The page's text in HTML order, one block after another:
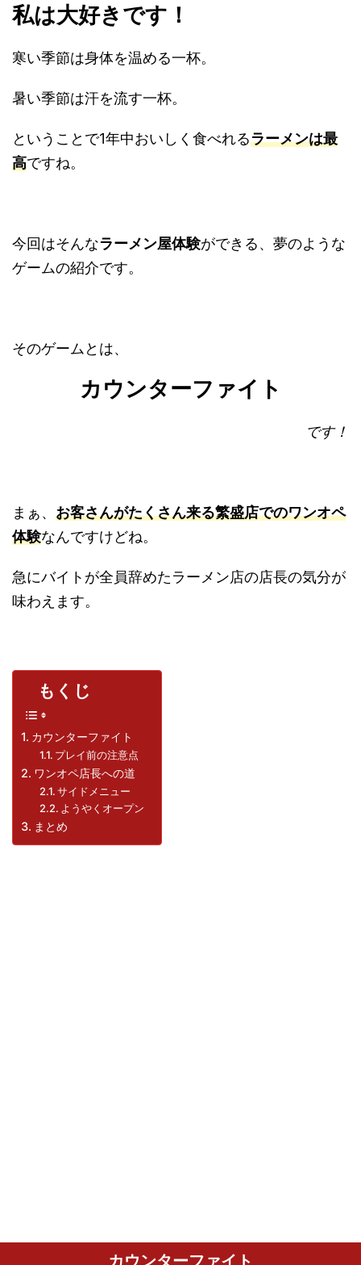
私は大好きです！
寒い季節は身体を温める一杯。
暑い季節は汗を流す一杯。
ということで1年中おいしく食べれるラーメンは最
高ですね。
今回はそんなラーメン屋体験ができる、夢のような
ゲームの紹介です。
そのゲームとは、
カウンターファイト
です！
まぁ、 お客さんがたくさん来る繁盛店でのワンオペ
体験なんですけどね。
急にバイトが全員辞めたラーメン店の店長の気分が
味わえます。
もくじ
カウンターファイト
プレイ前の注意点
ワンオペ店長への道
サイドメニュー
ようやくオープン
まとめ
カウンターファイト